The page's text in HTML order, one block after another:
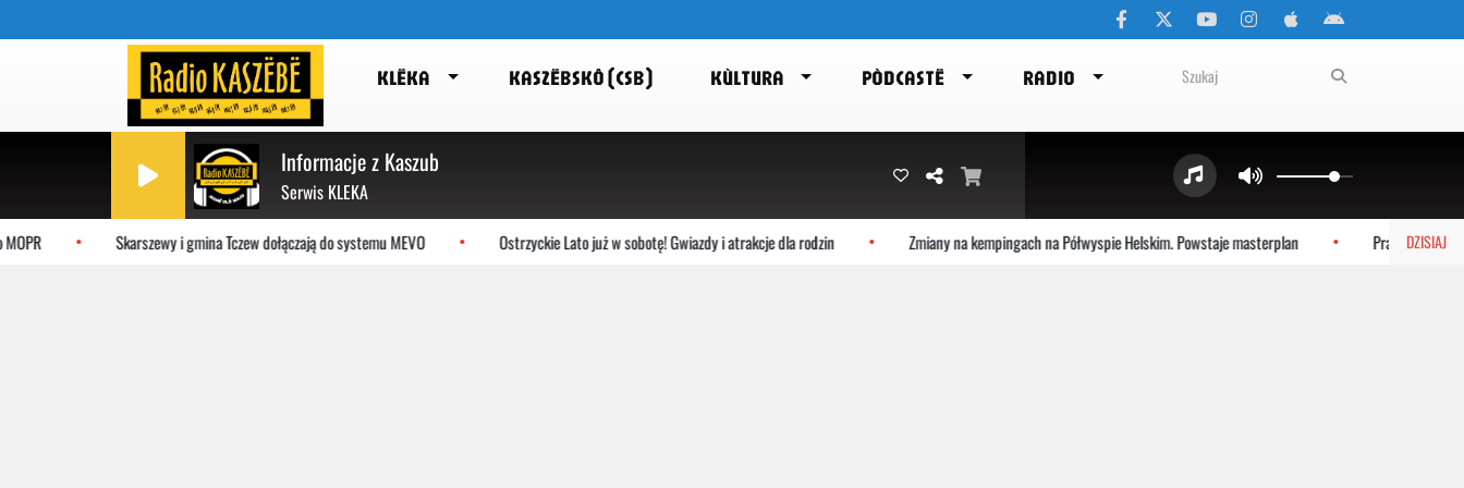
KLËKA KASZËBSKÔ (CSB) KÙLTURA PÒDCASTË RADIO
Informacje z Kaszub
Serwis KLEKA
DZISIAJ
Skarszewy i gmina Tczew dołączają do systemu MEVO Ostrzyckie Lato już w sobotę! Gwiazdy i atrakcje dla rodzin Zmiany na kempingach na Półwyspie Helskim. Powstaje masterplan Prace na plaży